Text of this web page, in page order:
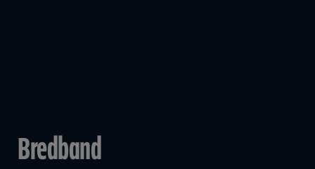
Bredband